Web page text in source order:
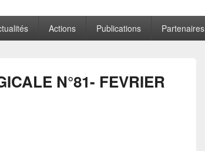
Actions Publications Partenaires
N°81- FEVRIER